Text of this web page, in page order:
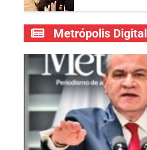
Metrópolis Digital